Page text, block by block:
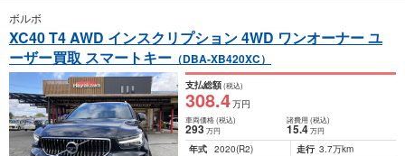
ボルボ
XC40 T4 AWD インスクリプション 4WD ワンオーナー ユ
ーザー買取 スマートキー （DBA-XB420XC）
支払総額(税込)
308.4万円
車両価格(税込)
293万円
諸費用 (税込)
15.4 万円
年式 2020(R2) 走行 3.7万km